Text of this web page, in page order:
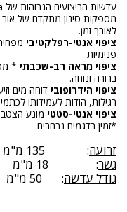
מספקות סינון מתקדם של אור
לאורך זמן.
ציפוי אנטי-רפלקטיבי
פנימיות.
ציפוי מראה רב-שכבתי *
ברורה ונוחה.
ציפוי הידרופובי דוחה מים
רגילות, הודות לעמידותו
ציפוי אנטי-סטטי מונע
*זמין בדגמים נבחרים.
זרועה: 135 מ"מ
גשר: 18 מ"מ
גודל עדשה: 50 מ"מ